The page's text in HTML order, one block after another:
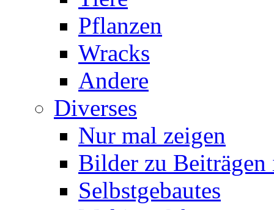
Pflanzen
Wracks
Andere
Diverses
Nur mal zeigen
Bilder zu
Selbstgebautes